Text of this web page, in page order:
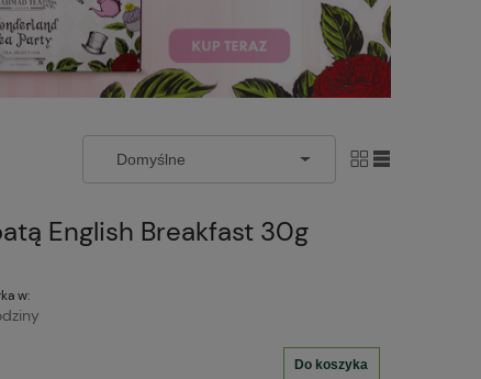
English Breakfast 30g
w:
Do koszyka